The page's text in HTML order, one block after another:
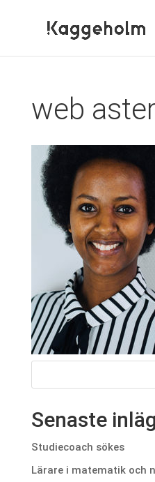
web
Senaste
Studiecoach sökes
Lärare i matematik och